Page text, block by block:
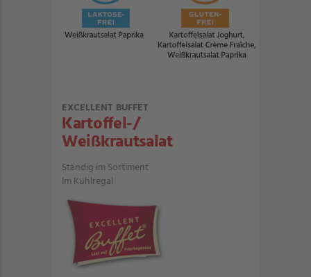
EXCELLENT BUFFET
Kartoffel-/
Weißkrautsalat
Ständig im Sortiment
Im Kühlregal